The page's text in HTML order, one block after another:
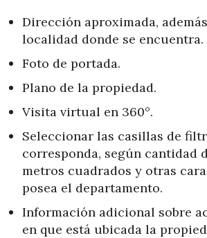
Dirección aproximada,
localidad donde se encuentra.
Foto de portada.
Plano de la propiedad.
Visita virtual en 360°.
Seleccionar las casillas de
corresponda, según cantidad
metros cuadrados y otras
posea el departamento.
Información adicional sobre
en que está ubicada la